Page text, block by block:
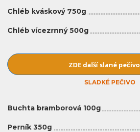
Chléb kváskový 750g
Chléb vícezrnný 500g
ZDE další slané pečivo
SLADKÉ PEČIVO
Buchta bramborová 100g
Perník 350g